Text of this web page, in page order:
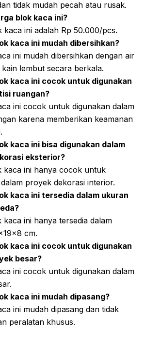
tidak mudah pecah atau rusak.
blok kaca ini?
kaca ini adalah Rp 50.000/pcs.
kaca ini mudah dibersihkan?
ini mudah dibersihkan dengan air
lembut secara berkala.
kaca ini cocok untuk digunakan
ruangan?
ini cocok untuk digunakan dalam
karena memberikan keamanan
kaca ini bisa digunakan dalam
eksterior?
kaca ini hanya cocok untuk
proyek dekorasi interior.
kaca ini tersedia dalam ukuran
kaca ini hanya tersedia dalam
cm.
kaca ini cocok untuk digunakan
besar?
ini cocok untuk digunakan dalam
kaca ini mudah dipasang?
ini mudah dipasang dan tidak
peralatan khusus.